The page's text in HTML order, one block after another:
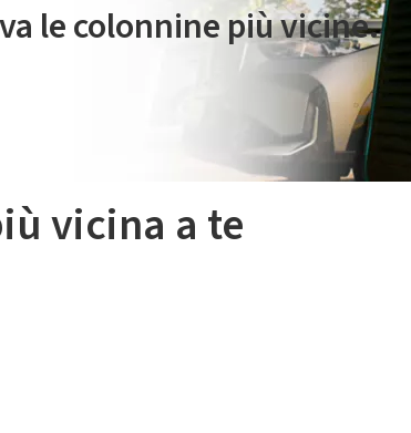
le colonnine più vicine.
vicina a te